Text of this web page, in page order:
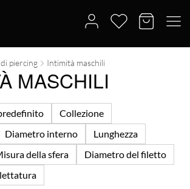
piercing Intimità maschili
MASCHILI
Collezione
Diametro interno
Lunghezza
della sfera
Diametro del filetto